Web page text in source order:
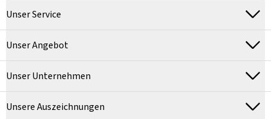
Unser Service
Unser Angebot
Unser Unternehmen
Unsere Auszeichnungen